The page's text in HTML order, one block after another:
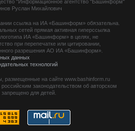
"Информационное агентство "Башинформ"
Руслан Михайлович
ссылка на ИА «Башинформ» обязательна.
сетей прямая активная гиперссылка
ИА «Башинформ» в целях, не
при перепечатке или цитировании,
разрешения АО ИА «Башинформ».
данных
технологий
размещенные на сайте www.bashinform.ru
законодательством об авторском
для детей.